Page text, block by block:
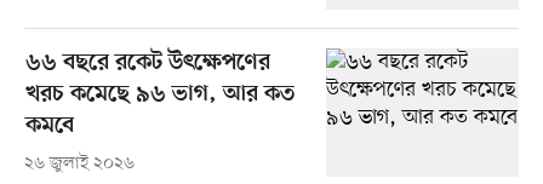
৬৬ বছরে রকেট উৎক্ষেপণের
খরচ কমেছে ৯৬ ভাগ, আর কত
কমবে
২৬ জুলাই ২০২৬